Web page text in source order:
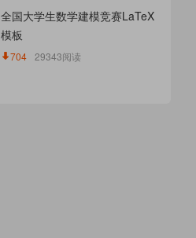
全国大学生数学建模竞赛LaTeX
模板
704 29343阅读